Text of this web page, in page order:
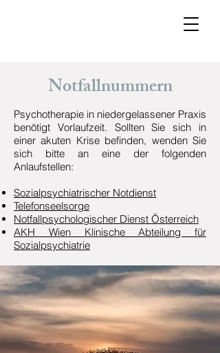
Notfallnummern
Psychotherapie in niedergelassener Praxis
benötigt Vorlaufzeit. Sollten Sie sich in
einer akuten Krise befinden, wenden Sie
sich bitte an eine der folgenden
Anlaufstellen:
Sozialpsychiatrischer Notdienst
Telefonseelsorge
Notfallpsychologischer Dienst Österreich
AKH Wien Klinische Abteilung für
Sozialpsychiatrie